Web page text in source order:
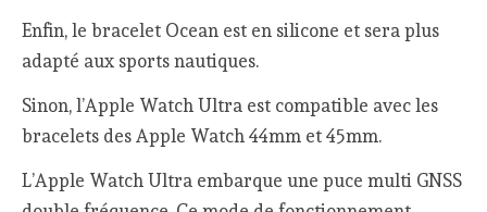
Enfin, le bracelet Ocean est en silicone et sera plus
adapté aux sports nautiques.
Sinon, l’Apple Watch Ultra est compatible avec les
bracelets des Apple Watch 44mm et 45mm.
L’Apple Watch Ultra embarque une puce multi GNSS